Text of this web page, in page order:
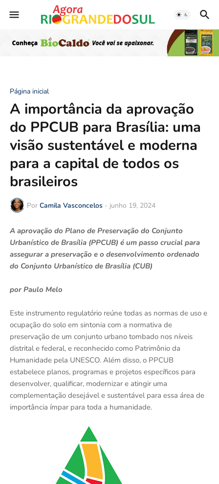
Página inicial
A importância da aprovação
do PPCUB para Brasília: uma
visão sustentável e moderna
para a capital de todos os
brasileiros
Por Camila Vasconcelos - junho 19, 2024
A aprovação do Plano de Preservação do Conjunto
Urbanístico de Brasília (PPCUB) é um passo crucial para
assegurar a preservação e o desenvolvimento ordenado
do Conjunto Urbanístico de Brasília (CUB)
por Paulo Melo
Este instrumento regulatório reúne todas as normas de uso e
ocupação do solo em sintonia com a normativa de
preservação de um conjunto urbano tombado nos níveis
distrital e federal, e reconhecido como Patrimônio da
Humanidade pela UNESCO. Além disso, o PPCUB
estabelece planos, programas e projetos específicos para
desenvolver, qualificar, modernizar e atingir uma
complementação desejável e sustentável para essa área de
importância ímpar para toda a humanidade.